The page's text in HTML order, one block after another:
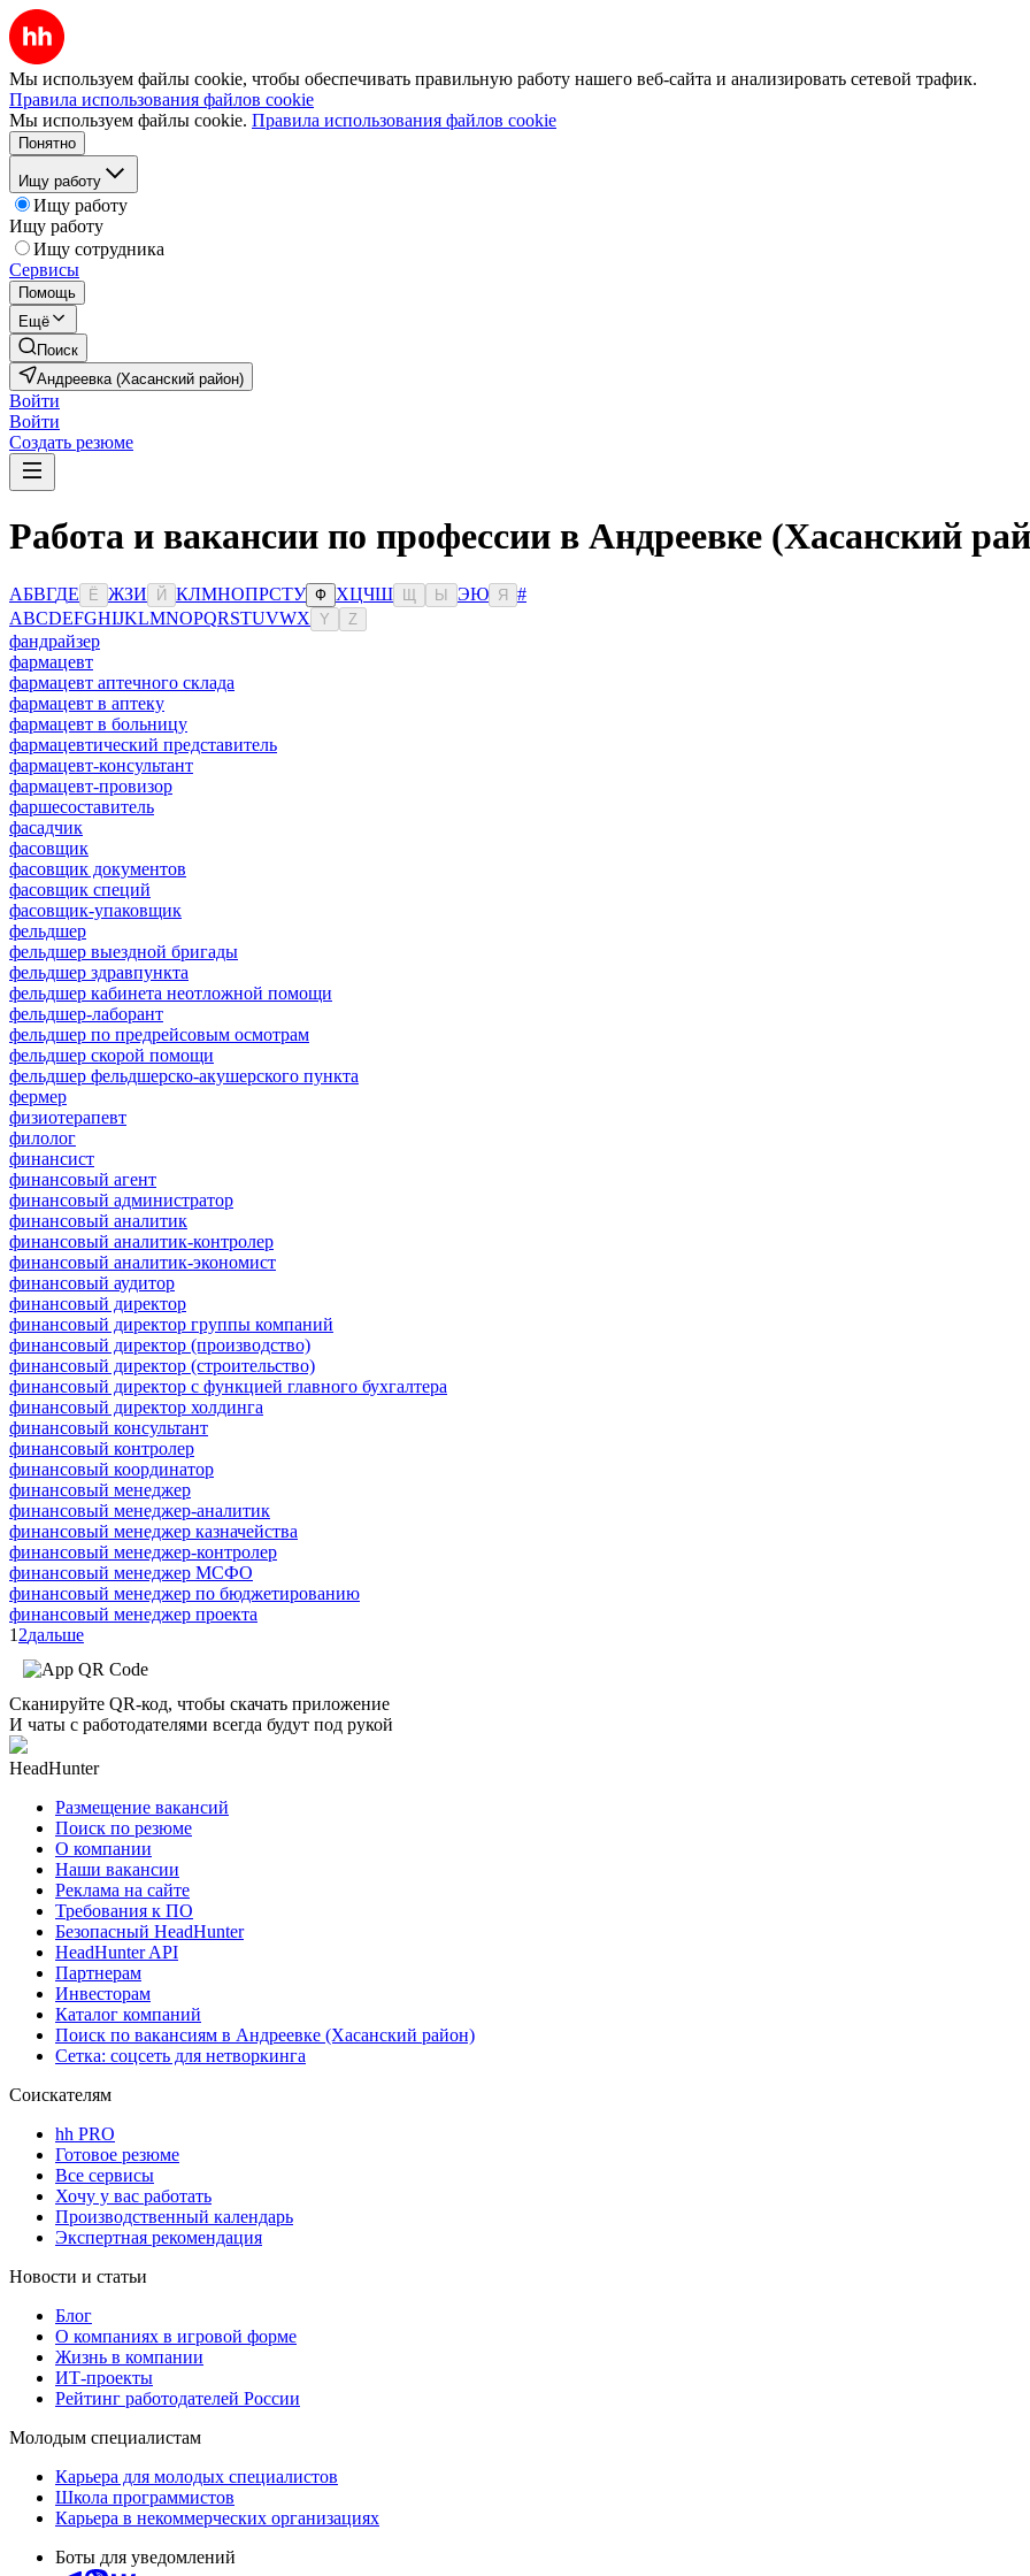
Мы используем файлы cookie, чтобы обеспечивать правильную работу нашего веб-сайта и анализировать сетевой трафик.
Правила использования файлов cookie
Мы используем файлы cookie. Правила использования файлов cookie
Понятно
Ищу работу
Ищу работу
Ищу работу
Ищу сотрудника
Сервисы
Помощь
Ещё
Поиск
Андреевка (Хасанский район)
Войти
Войти
Создать резюме
Работа и вакансии по профессии в Андреевке (Хасанский
АБВГДЕ Ё ЖЗИ Й КЛМНОПРСТУ Ф ХЦЧШ Ы ЭЮ Я
#
ABCDEFGHIJKLMNOPQRSTUVWX Y Z
фандрайзер
фармацевт
фармацевт аптечного склада
фармацевт в аптеку
фармацевт в больницу
фармацевтический представитель
фармацевт-консультант
фармацевт-провизор
фаршесоставитель
фасадчик
фасовщик
фасовщик документов
фасовщик специй
фасовщик-упаковщик
фельдшер
фельдшер выездной бригады
фельдшер здравпункта
фельдшер кабинета неотложной помощи
фельдшер-лаборант
фельдшер по предрейсовым осмотрам
фельдшер скорой помощи
фельдшер фельдшерско-акушерского пункта
фермер
физиотерапевт
филолог
финансист
финансовый агент
финансовый администратор
финансовый аналитик
финансовый аналитик-контролер
финансовый аналитик-экономист
финансовый аудитор
финансовый директор
финансовый директор группы компаний
финансовый директор (производство)
финансовый директор (строительство)
финансовый директор с функцией главного бухгалтера
финансовый директор холдинга
финансовый консультант
финансовый контролер
финансовый координатор
финансовый менеджер
финансовый менеджер-аналитик
финансовый менеджер казначейства
финансовый менеджер-контролер
финансовый менеджер МСФО
финансовый менеджер по бюджетированию
финансовый менеджер проекта
1 2дальше
Сканируйте QR-код, чтобы скачать приложение
И чаты с работодателями всегда будут под рукой
HeadHunter
Размещение вакансий
Поиск по резюме
О компании
Наши вакансии
Реклама на сайте
Требования к ПО
Безопасный HeadHunter
HeadHunter API
Партнерам
Инвесторам
Каталог компаний
Поиск по вакансиям в Андреевке (Хасанский район)
Сетка: соцсеть для нетворкинга
Соискателям
hh PRO
Готовое резюме
Все сервисы
Хочу у вас работать
Производственный календарь
Экспертная рекомендация
Новости и статьи
Блог
О компаниях в игровой форме
Жизнь в компании
ИТ-проекты
Рейтинг работодателей России
Молодым специалистам
Карьера для молодых специалистов
Школа программистов
Карьера в некоммерческих организациях
Боты для уведомлений